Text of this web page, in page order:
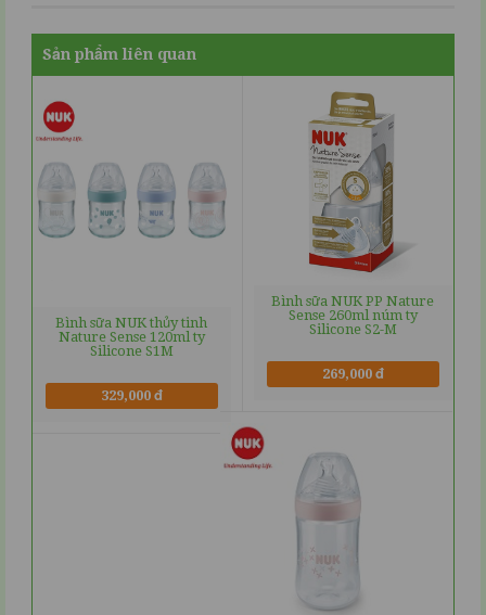
Sản phẩm liên quan
Bình sữa NUK thủy tinh
Nature Sense 120ml ty
Silicone S1M
329,000 đ
Bình sữa NUK PP Nature
Sense 260ml núm ty
Silicone S2-M
269,000 đ